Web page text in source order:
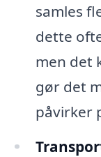
samles
dette
men det
gør det
påvirker